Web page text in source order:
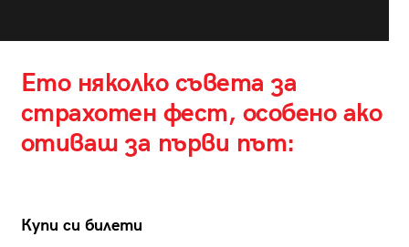
Ето няколко съвета за
страхотен фест, особено ако
отиваш за първи път:
Купи си билети